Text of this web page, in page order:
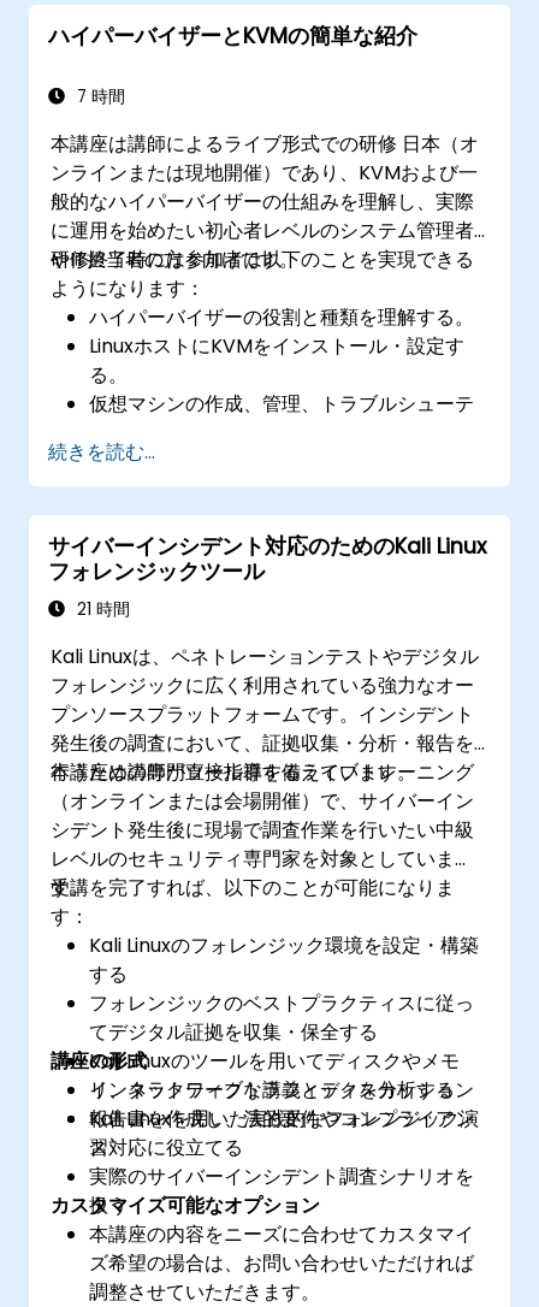
者は、さまざまな企業環境においてDebianインフ
ラを自信を持って運用・保守し、問題対応や安全
ハイパーバイザーとKVMの簡単な紹介
7 時間
本講座は講師によるライブ形式での研修 日本（オ
ンラインまたは現地開催）であり、KVMおよび一
般的なハイパーバイザーの仕組みを理解し、実際
に運用を始めたい初心者レベルのシステム管理者
やIT担当者の方々向けです。
研修終了時には参加者は以下のことを実現できる
ようになります：
ハイパーバイザーの役割と種類を理解する。
LinuxホストにKVMをインストール・設定す
る。
仮想マシンの作成、管理、トラブルシューテ
仮想マシン環境向けのネットワークやストレ
ージプールを構築する。
続きを読む...
サイバーインシデント対応のためのKali Linux
フォレンジックツール
21 時間
Kali Linuxは、ペネトレーションテストやデジタル
フォレンジックに広く利用されている強力なオー
プンソースプラットフォームです。インシデント
発生後の調査において、証拠収集・分析・報告を
行うための専門ツール群を備えています。
本講座は講師が直接指導するライブトレーニング
（オンラインまたは会場開催）で、サイバーイン
シデント発生後に現場で調査作業を行いたい中級
レベルのセキュリティ専門家を対象としていま
す。
受講を完了すれば、以下のことが可能になりま
す：
Kali Linuxのフォレンジック環境を設定・構築
する
フォレンジックのベストプラクティスに従っ
てデジタル証拠を収集・保全する
Kali Linuxのツールを用いてディスクやメモ
リ、ネットワークトラフィックを分析する
報告書を作成し、法的要件やコンプライアン
ス対応に役立てる
講座の形式
インタラクティブな講義とディスカッション
Kali Linuxを用いた実践的なフォレンジック演
習
実際のサイバーインシデント調査シナリオを
扱う
カスタマイズ可能なオプション
本講座の内容をニーズに合わせてカスタマイ
ズ希望の場合は、お問い合わせいただければ
調整させていただきます。